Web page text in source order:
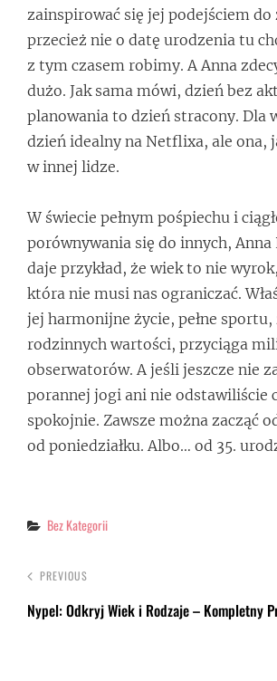
zainspirować się jej podejściem do
przecież nie o datę urodzenia tu
z tym czasem robimy. A Anna
dużo. Jak sama mówi, dzień bez
planowania to dzień stracony. Dla
dzień idealny na Netflixa, ale ona,
w innej lidze.
W świecie pełnym pośpiechu i
porównywania się do innych, Anna
daje przykład, że wiek to nie
która nie musi nas ograniczać.
jej harmonijne życie, pełne
rodzinnych wartości, przyciąga
obserwatorów. A jeśli jeszcze nie
porannej jogi ani nie odstawiliście
spokojnie. Zawsze można zacząć
od poniedziałku. Albo… od 35.
Categories
Bez Kategorii
PREVIOUS
Nypel: Odkryj Wiek i Rodzaje – Kompletny